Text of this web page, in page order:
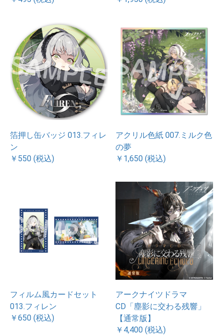
箔押し缶バッジ 013.フィレ
ン
￥550 (税込)
アクリル色紙 007.ミルク色
の夢
￥1,650 (税込)
フィルム風カードセット
013.フィレン
￥650 (税込)
アークナイツドラマ
CD「塵影に交わる残響」
【通常版】
￥4,400 (税込)